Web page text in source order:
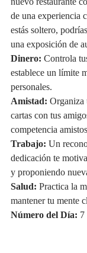
de una experiencia
estás soltero,
una exposición de
Dinero: Controla
establece un límite
personales.
Amistad:
cartas con tus
competencia
Trabajo: Un
dedicación te
y proponiendo
Salud: Practica la
mantener tu mente
Número del Día: 7